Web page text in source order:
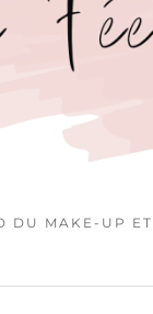
DU MAKE-UP